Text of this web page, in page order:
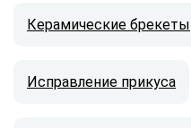
Керамические брекеты
Исправление прикуса